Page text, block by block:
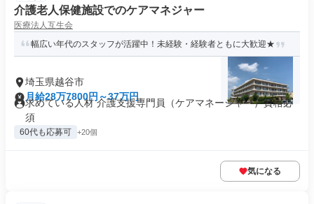
介護老人保健施設でのケアマネジャー
医療法人互生会
幅広い年代のスタッフが活躍中！未経験・経験者ともに大歓迎★
埼玉県越谷市
月給28万7800円～37万円
求めている人材 介護支援専門員（ケアマネージャー）資格必
須
60代も応募可 +20個
気になる